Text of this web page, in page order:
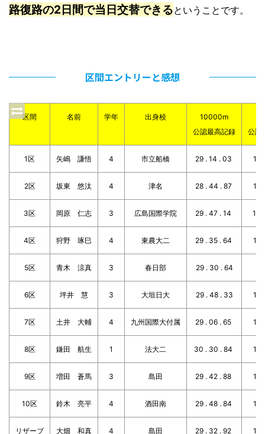
路復路の2日間で当日交替できるということです。
区間エントリーと感想
区間 名前 学年 出身校
10000m
公認最高記録
公認
1区 矢嶋 謙悟 4 市立船橋 29 . 14 . 03 1 .
2区 坂東 悠汰 4 津名 28 . 44 . 87 1 .
3区 岡原 仁志 3 広島国際学院 29 . 47 . 14 1 .
4区 狩野 琢巳 4 東農大二 29 . 35 . 64 1 .
5区 青木 涼真 3 春日部 29 . 30 . 64
6区 坪井 慧 3 大垣日大 29 . 48 . 33 1 .
7区 土井 大輔 4 九州国際大付属 29 . 06 . 65 1 .
8区 鎌田 航生 1 法大二 30 . 30 . 84 1 .
9区 増田 蒼馬 3 島田 29 . 42 . 88 1 .
10区 鈴木 亮平 4 酒田南 29 . 48 . 84 1 .
リザーブ 大畑 和真 4 島田 29 . 32 . 92 1 .